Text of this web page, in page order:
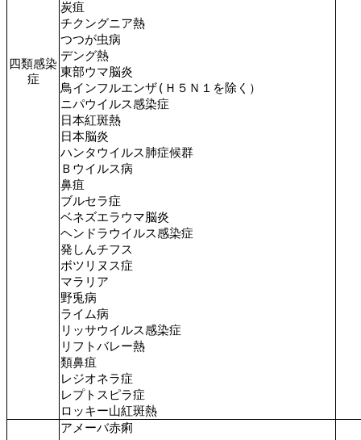
四類感染
症
炭疽
チクングニア熱
つつが虫病
デング熱
東部ウマ脳炎
鳥インフルエンザ(Ｈ５Ｎ１を除く）
ニパウイルス感染症
日本紅斑熱
日本脳炎
ハンタウイルス肺症候群
Ｂウイルス病
鼻疽
ブルセラ症
ベネズエラウマ脳炎
ヘンドラウイルス感染症
発しんチフス
ボツリヌス症
マラリア
野兎病
ライム病
リッサウイルス感染症
リフトバレー熱
類鼻疽
レジオネラ症
レプトスピラ症
ロッキー山紅斑熱
アメーバ赤痢